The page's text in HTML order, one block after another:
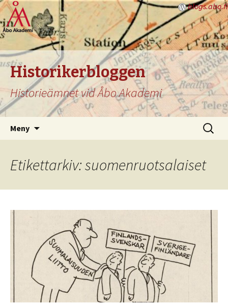
blogs.abo.fi
Historikerbloggen
Historieämnet vid Åbo Akademi
Meny
Sök
efter:
Etikettarkiv: suomenruotsalaiset